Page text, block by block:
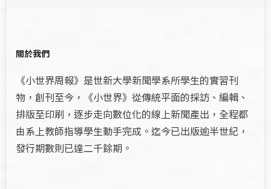
關於我們
《小世界周報》是世新大學新聞學系所學生的實習刊
物，創刊至今，《小世界》從傳統平面的採訪、編輯、
排版至印刷，逐步走向數位化的線上新聞產出，全程都
由系上教師指導學生動手完成。迄今已出版逾半世紀，
發行期數則已達二千餘期。